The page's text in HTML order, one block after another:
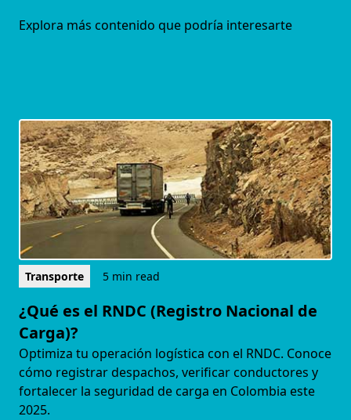
Explora más contenido que podría interesarte
Transporte 5 min read
¿Qué es el RNDC (Registro Nacional de
Carga)?
Optimiza tu operación logística con el RNDC. Conoce
cómo registrar despachos, verificar conductores y
fortalecer la seguridad de carga en Colombia este
2025.